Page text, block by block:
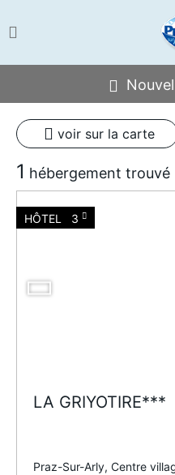
1 hébergement trouvé
voir sur la carte
HÔTEL 3
LA GRIYOTIRE***
Praz-Sur-Arly, Centre